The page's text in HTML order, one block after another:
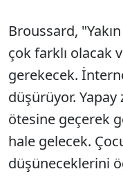
Broussard,
çok farklı olacak
gerekecek.
düşürüyor.
ötesine geçerek
hale gelecek.
düşüneceklerini